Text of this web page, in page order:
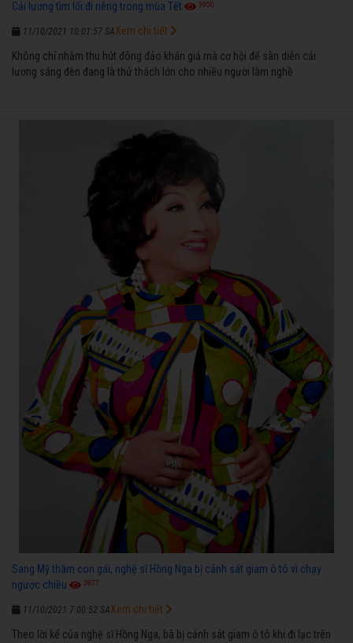
Cải lương tìm lối đi riêng trong mùa Tết 3950
11/10/2021 10:01:57 SA
Không chỉ nhằm thu hút đông đảo khán giả mà cơ hội để sàn diễn cải
lương sáng đèn đang là thử thách lớn cho nhiều người làm nghề
Xem chi tiết
Sang Mỹ thăm con gái, nghệ sĩ Hồng Nga bị cảnh sát giam ô tô vì chạy
ngược chiều
3877
11/10/2021 7:00:52 SA
Theo lời kể của nghệ sĩ Hồng Nga, bà bị cảnh sát giam ô tô khi đi lạc trên
Xem chi tiết